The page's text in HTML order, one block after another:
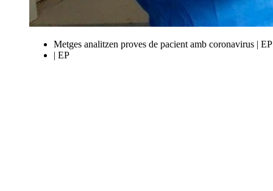
Metges analitzen proves de pacient amb coronavirus |
| EP